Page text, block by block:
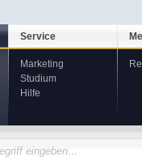
Service
Marketing
Studium
Hilfe